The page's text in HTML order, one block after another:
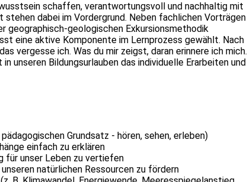
schaffen, verantwortungsvoll und nachhaltig mit
stehen dabei im Vordergrund. Neben fachlichen Vorträgen
geographisch-geologischen Exkursionsmethodik
eine aktive Komponente im Lernprozess gewählt. Nach
vergesse ich. Was du mir zeigst, daran erinnere ich mich.
unseren Bildungsurlauben das individuelle Erarbeiten und
Grundsatz - hören, sehen, erleben)
einfach zu erklären
für unser Leben zu vertiefen
natürlichen Ressourcen zu fördern